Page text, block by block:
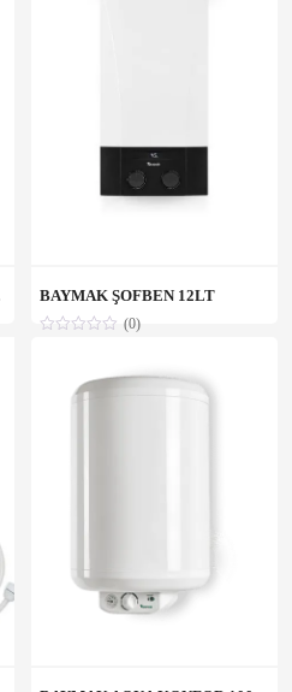
BAYMAK ŞOFBEN 12LT
(0)